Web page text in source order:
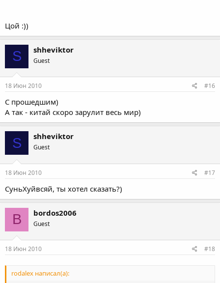
Цой :))
S shheviktor
Guest
18 Июн 2010 #16
С прошедшим)
А так - китай скоро зарулит весь мир)
S shheviktor
Guest
18 Июн 2010 #17
СуньХуйвсяй, ты хотел сказать?)
B bordos2006
Guest
18 Июн 2010 #18
rodalex написал(а):